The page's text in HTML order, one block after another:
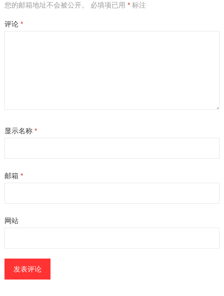
您的邮箱地址不会被公开。 必填项已用 *标注
评论 *
显示名称 *
邮箱 *
网站